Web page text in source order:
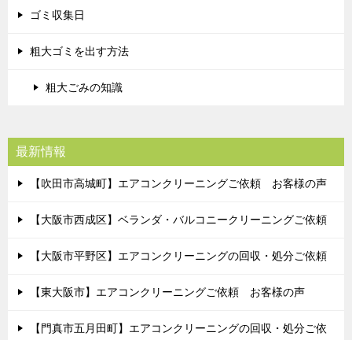
ゴミ収集日
粗大ゴミを出す方法
粗大ごみの知識
最新情報
【吹田市高城町】エアコンクリーニングご依頼 お客様の声
【大阪市西成区】ベランダ・バルコニークリーニングご依頼
【大阪市平野区】エアコンクリーニングの回収・処分ご依頼
【東大阪市】エアコンクリーニングご依頼 お客様の声
【門真市五月田町】エアコンクリーニングの回収・処分ご依